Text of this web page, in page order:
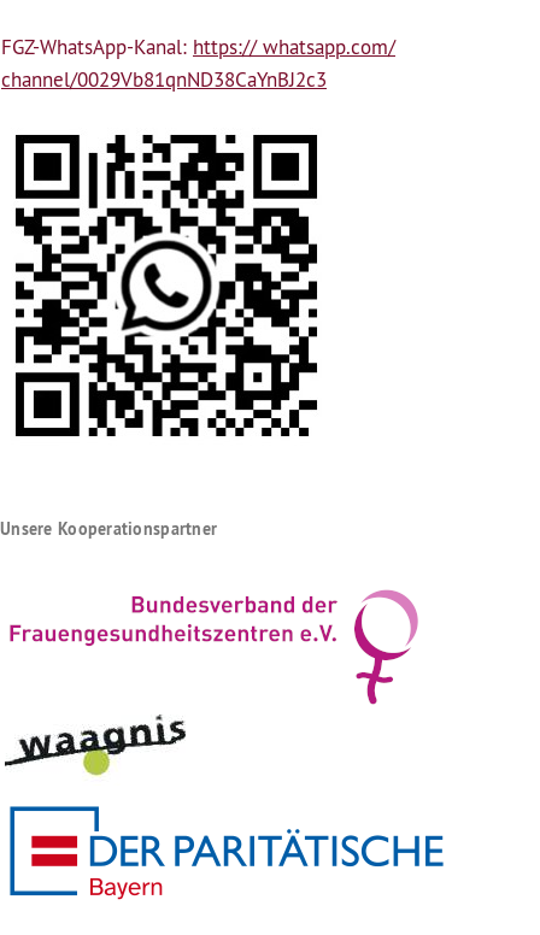
FGZ-WhatsApp-Kanal: https:// whatsapp.com/
channel/0029Vb81qnND38CaYnBJ2c3
Unsere Kooperationspartner